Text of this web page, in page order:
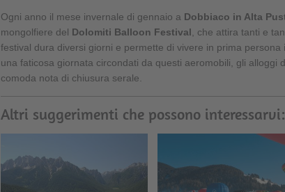
Ogni anno il mese invernale di gennaio a Dobbiaco in Alta
mongolfiere del Dolomiti Balloon Festival , che attira tanti e
festival dura diversi giorni e permette di vivere in prima
una faticosa giornata circondati da questi aeromobili, gli alloggi
comoda nota di chiusura serale.
Altri suggerimenti che possono interessarvi: